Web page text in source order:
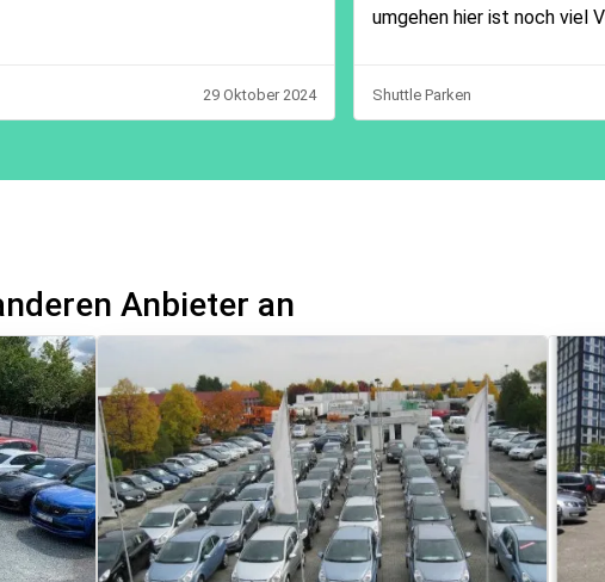
29 Oktober 2024
umgehen hier ist noch viel
Shuttle Parken
Anbieter an